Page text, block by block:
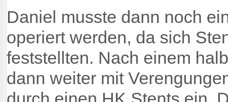
Daniel musste dann noch
operiert werden, da sich
feststellten. Nach einem
dann weiter mit